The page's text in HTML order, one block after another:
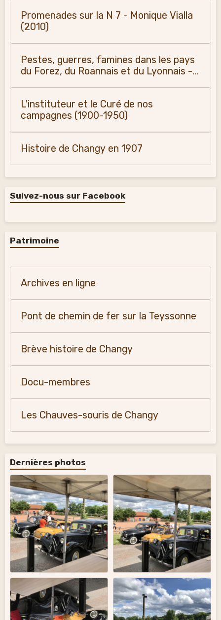
Promenades sur la N 7 - Monique Vialla
(2010)
Pestes, guerres, famines dans les pays
du Forez, du Roannais et du Lyonnais -
L'instituteur et le Curé de nos
campagnes (1900-1950)
Histoire de Changy en 1907
Suivez-nous sur Facebook
Patrimoine
Archives en ligne
Pont de chemin de fer sur la Teyssonne
Brève histoire de Changy
Docu-membres
Les Chauves-souris de Changy
Dernières photos